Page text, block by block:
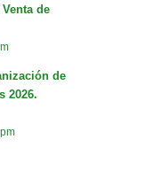
de
de
2026.